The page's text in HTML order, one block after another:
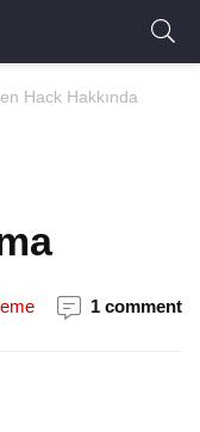
Hack Hakkında
1 comment